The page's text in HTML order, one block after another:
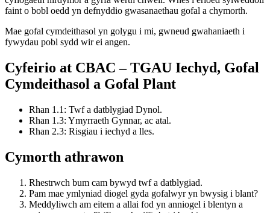
faint o bobl oedd yn defnyddio gwasanaethau gofal a chymorth.
Mae gofal cymdeithasol yn golygu i mi, gwneud gwahaniaeth i
fywydau pobl sydd wir ei angen.
Cyfeirio at CBAC – TGAU Iechyd, Gofal
Cymdeithasol a Gofal Plant
Rhan 1.1: Twf a datblygiad Dynol.
Rhan 1.3: Ymyrraeth Gynnar, ac atal.
Rhan 2.3: Risgiau i iechyd a lles.
Cymorth athrawon
Rhestrwch bum cam bywyd twf a datblygiad.
Pam mae ymlyniad diogel gyda gofalwyr yn bwysig i blant?
Meddyliwch am eitem a allai fod yn anniogel i blentyn a